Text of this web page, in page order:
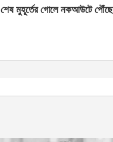
শেষ মুহূর্তের গোলে নকআউটে পৌঁছে